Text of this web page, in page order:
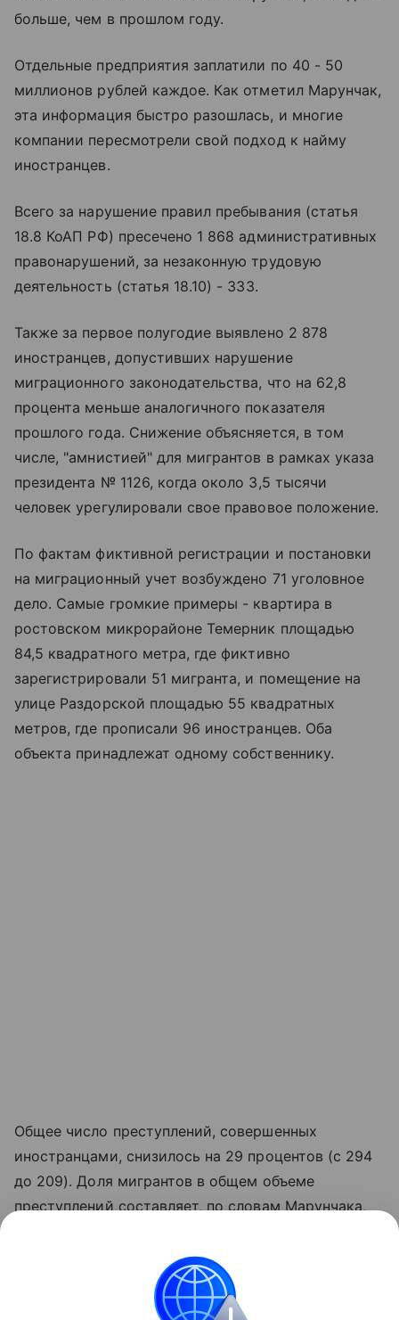
больше, чем в прошлом году.
Отдельные предприятия заплатили по 40 - 50
миллионов рублей каждое. Как отметил Марунчак,
эта информация быстро разошлась, и многие
компании пересмотрели свой подход к найму
иностранцев.
Всего за нарушение правил пребывания (статья
18.8 КоАП РФ) пресечено 1 868 административных
правонарушений, за незаконную трудовую
деятельность (статья 18.10) - 333.
Также за первое полугодие выявлено 2 878
иностранцев, допустивших нарушение
миграционного законодательства, что на 62,8
процента меньше аналогичного показателя
прошлого года. Снижение объясняется, в том
числе, "амнистией" для мигрантов в рамках указа
президента № 1126, когда около 3,5 тысячи
человек урегулировали свое правовое положение.
По фактам фиктивной регистрации и постановки
на миграционный учет возбуждено 71 уголовное
дело. Самые громкие примеры - квартира в
ростовском микрорайоне Темерник площадью
84,5 квадратного метра, где фиктивно
зарегистрировали 51 мигранта, и помещение на
улице Раздорской площадью 55 квадратных
метров, где прописали 96 иностранцев. Оба
объекта принадлежат одному собственнику.
Общее число преступлений, совершенных
иностранцами, снизилось на 29 процентов (с 294
до 209). Доля мигрантов в общем объеме
преступлений составляет, по словам Марунчака,
Из Ростовской области выдворено почти шесть
тысяч человек. Для 88 процентов из них въезд в